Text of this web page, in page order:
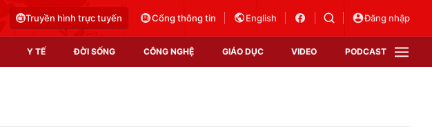
Truyền hình trực tuyến Cổng thông tin English Đăng nhập
Y TẾ ĐỜI SỐNG CÔNG NGHỆ GIÁO DỤC VIDEO PODCAST
VTV Sức khoẻ